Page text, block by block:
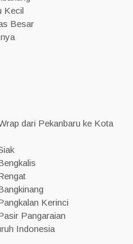
Kecil
Besar
dari Pekanbaru ke Kota
Kerinci
Pangaraian
Indonesia